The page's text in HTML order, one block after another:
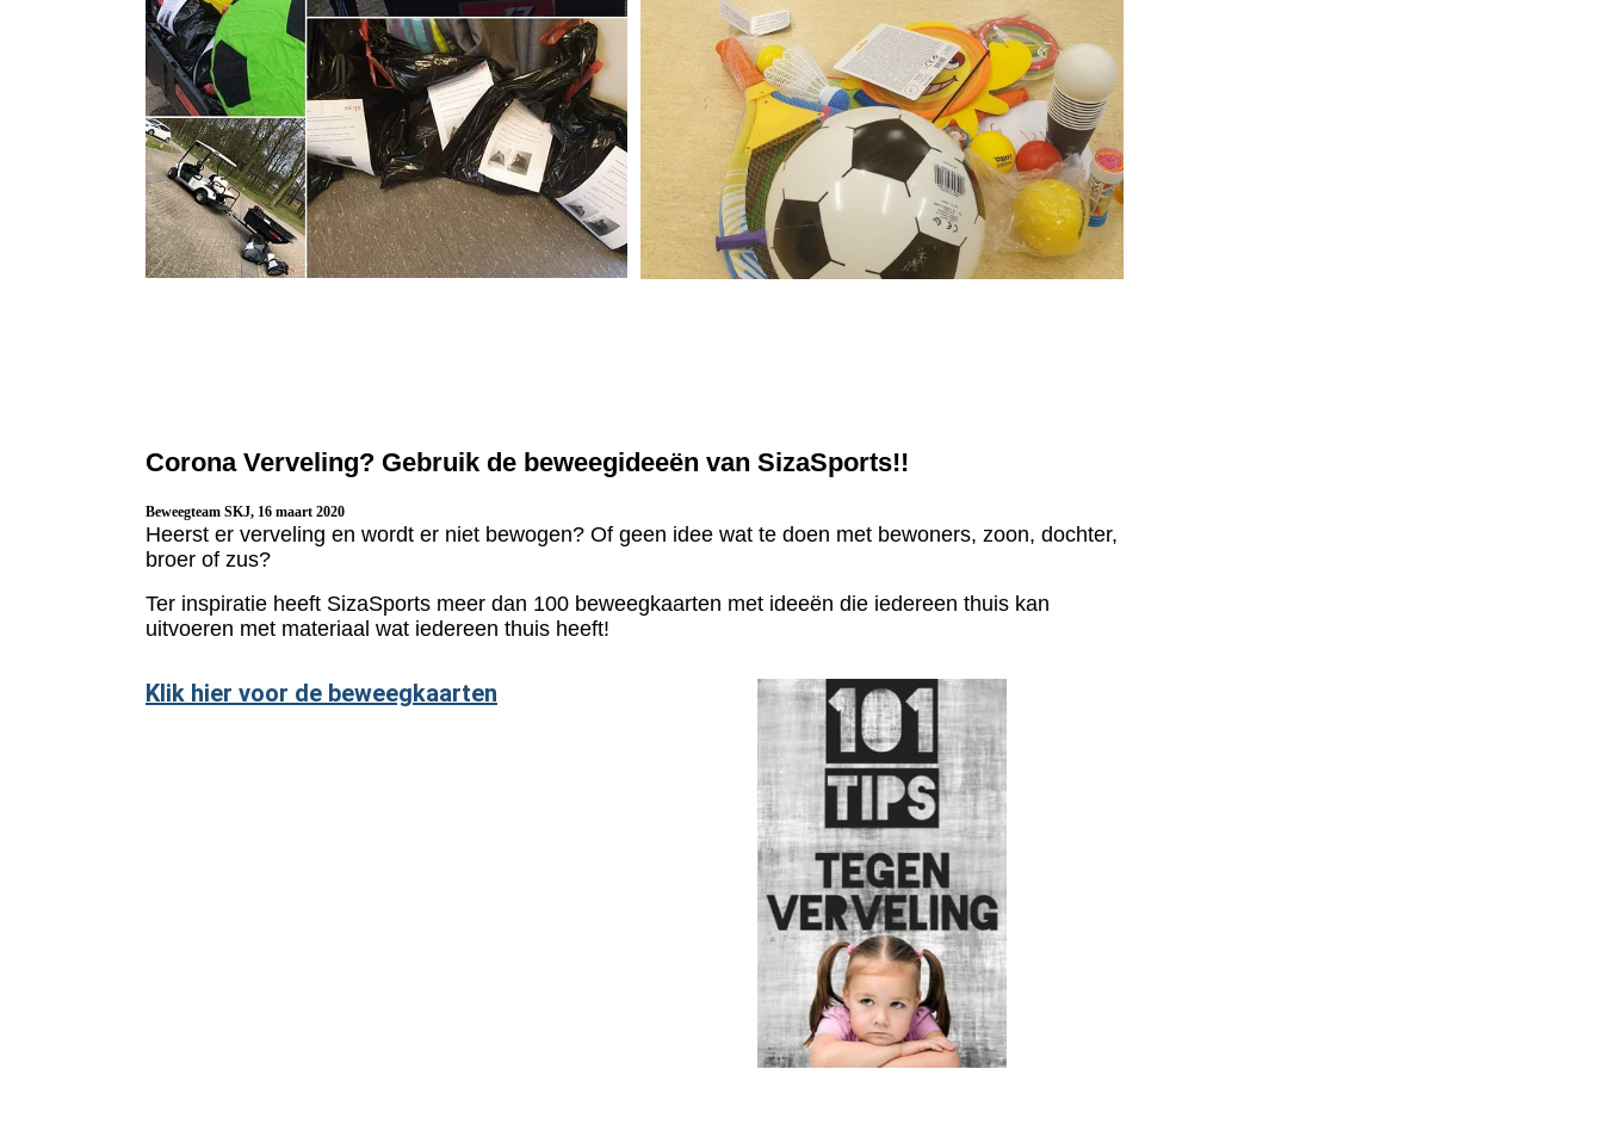
Corona Verveling? Gebruik de beweegideeën van SizaSports!!
Beweegteam SKJ, 16 maart 2020
Heerst er verveling en wordt er niet bewogen? Of geen idee wat te doen met bewoners, zoon, dochter,
broer of zus?
Ter inspiratie heeft SizaSports meer dan 100 beweegkaarten met ideeën die iedereen thuis kan
uitvoeren met materiaal wat iedereen thuis heeft!
Klik hier voor de beweegkaarten